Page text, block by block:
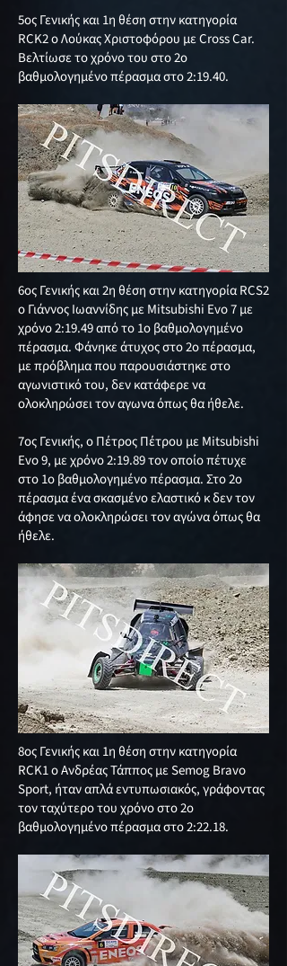
5ος Γενικής και 1η θέση στην κατηγορία
RCK2 ο Λούκας Χριστοφόρου με Cross Car.
Βελτίωσε το χρόνο του στο 2ο
βαθμολογημένο πέρασμα στο 2:19.40.
6ος Γενικής και 2η θέση στην κατηγορία RCS2
ο Γιάννος Ιωαννίδης με Mitsubishi Evo 7 με
χρόνο 2:19.49 από το 1ο βαθμολογημένο
πέρασμα. Φάνηκε άτυχος στο 2ο πέρασμα,
με πρόβλημα που παρουσιάστηκε στο
αγωνιστικό του, δεν κατάφερε να
ολοκληρώσει τον αγωνα όπως θα ήθελε.
7ος Γενικής, ο Πέτρος Πέτρου με Mitsubishi
Evo 9, με χρόνο 2:19.89 τον οποίο πέτυχε
στο 1ο βαθμολογημένο πέρασμα. Στο 2ο
πέρασμα ένα σκασμένο ελαστικό κ δεν τον
άφησε να ολοκληρώσει τον αγώνα όπως θα
ήθελε.
8oς Γενικής και 1η θέση στην κατηγορία
RCK1 ο Ανδρέας Τάππος με Semog Bravo
Sport, ήταν απλά εντυπωσιακός, γράφοντας
τον ταχύτερο του χρόνο στο 2ο
βαθμολογημένο πέρασμα στο 2:22.18.